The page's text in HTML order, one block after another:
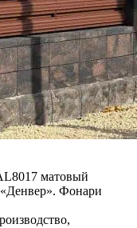
матовый
Фонари